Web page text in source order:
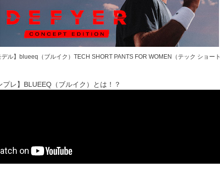
デル】blueeq（ブルイク）TECH SHORT PANTS FOR WOMEN（テック ショ
レ】BLUEEQ（ブルイク）とは！？